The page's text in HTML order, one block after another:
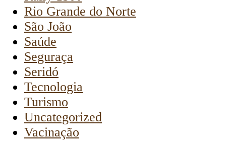
Rio Grande do Norte
São João
Saúde
Seguraça
Seridó
Tecnologia
Turismo
Uncategorized
Vacinação